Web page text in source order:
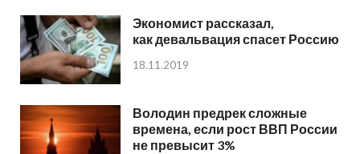
Экономист рассказал,
как девальвация спасет Россию
18.11.2019
Володин предрек сложные
времена, если рост ВВП России
не превысит 3%